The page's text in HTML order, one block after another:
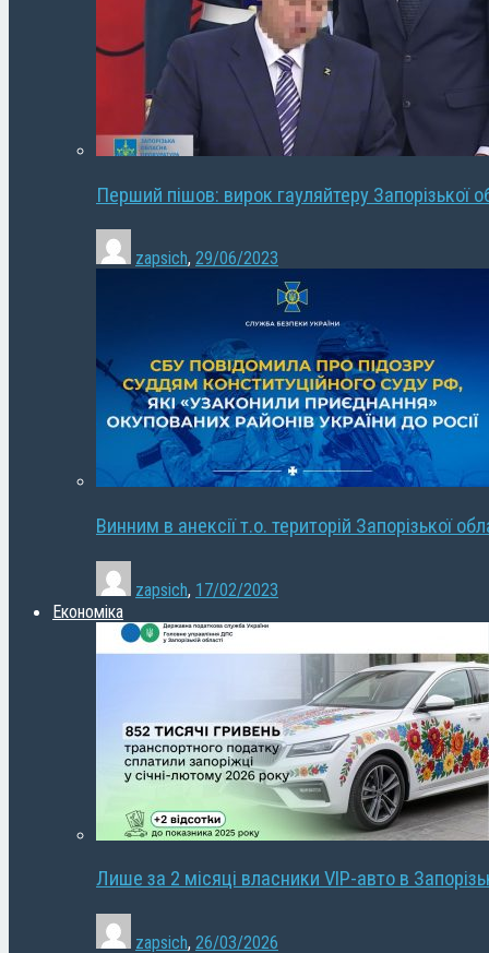
Перший пішов: вирок гауляйтеру Запорізької
zapsich, 29/06/2023
Винним в анексії т.о. територій Запорізької
zapsich, 17/02/2023
Економіка
Лише за 2 місяці власники VIP-авто в
zapsich, 26/03/2026